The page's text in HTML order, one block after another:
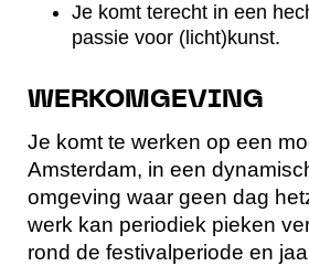
Je komt terecht in een
passie voor (licht)kunst.
WERKOMGEVING
Je komt te werken op een
Amsterdam, in een
omgeving waar geen dag
werk kan periodiek pieken
rond de festivalperiode en